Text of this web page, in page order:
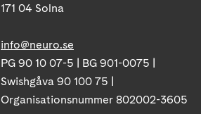
171 04 Solna
info@neuro.se
PG 90 10 07-5 | BG 901-0075 |
Swishgåva 90 100 75 |
Organisationsnummer 802002-3605